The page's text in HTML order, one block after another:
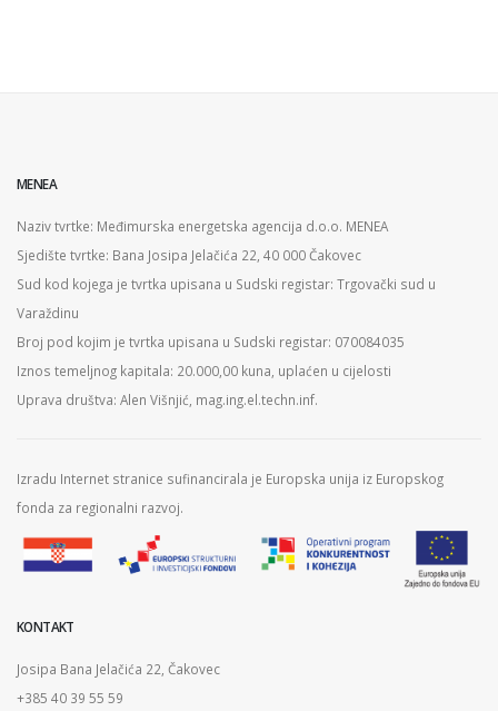
MENEA
Naziv tvrtke: Međimurska energetska agencija d.o.o. MENEA
Sjedište tvrtke: Bana Josipa Jelačića 22, 40 000 Čakovec
Sud kod kojega je tvrtka upisana u Sudski registar: Trgovački sud u
Varaždinu
Broj pod kojim je tvrtka upisana u Sudski registar: 070084035
Iznos temeljnog kapitala: 20.000,00 kuna, uplaćen u cijelosti
Uprava društva: Alen Višnjić, mag.ing.el.techn.inf.
Izradu Internet stranice sufinancirala je Europska unija iz Europskog
fonda za regionalni razvoj.
KONTAKT
Josipa Bana Jelačića 22, Čakovec
+385 40 39 55 59